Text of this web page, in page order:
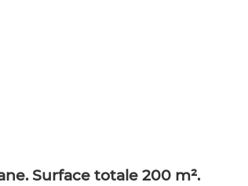
Surface totale 200 m².